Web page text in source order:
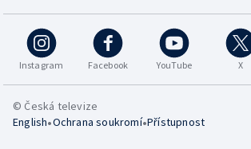
Instagram Facebook YouTube X
© Česká televize
English•Ochrana soukromí•Přístupnost